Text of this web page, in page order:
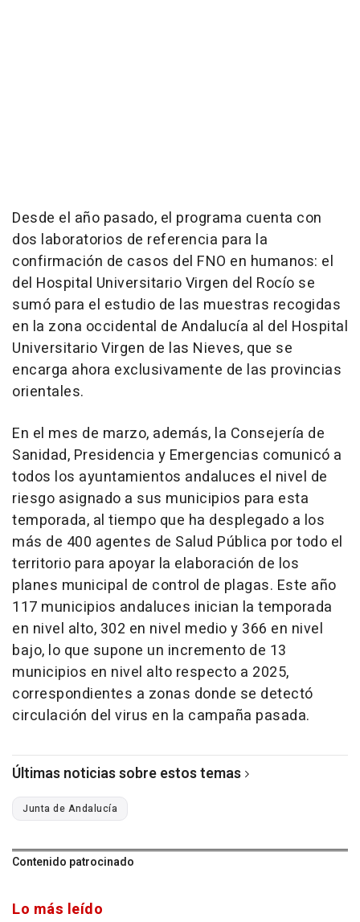
Desde el año pasado, el programa cuenta con
dos laboratorios de referencia para la
confirmación de casos del FNO en humanos: el
del Hospital Universitario Virgen del Rocío se
sumó para el estudio de las muestras recogidas
en la zona occidental de Andalucía al del Hospital
Universitario Virgen de las Nieves, que se
encarga ahora exclusivamente de las provincias
orientales.
En el mes de marzo, además, la Consejería de
Sanidad, Presidencia y Emergencias comunicó a
todos los ayuntamientos andaluces el nivel de
riesgo asignado a sus municipios para esta
temporada, al tiempo que ha desplegado a los
más de 400 agentes de Salud Pública por todo el
territorio para apoyar la elaboración de los
planes municipal de control de plagas. Este año
117 municipios andaluces inician la temporada
en nivel alto, 302 en nivel medio y 366 en nivel
bajo, lo que supone un incremento de 13
municipios en nivel alto respecto a 2025,
correspondientes a zonas donde se detectó
circulación del virus en la campaña pasada.
Últimas noticias sobre estos temas
Junta de Andalucía
Contenido patrocinado
Lo más leído